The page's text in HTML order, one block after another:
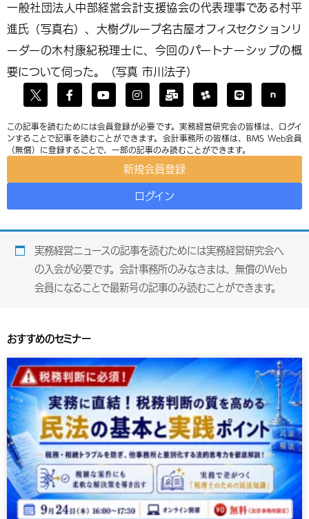
一般社団法人中部経営会計支援協会の代表理事である村平
進氏（写真右）、大樹グループ名古屋オフィスセクションリ
ーダーの木村康紀税理士に、今回のパートナーシップの概
要について伺った。（写真 市川法子）
この記事を読むためには会員登録が必要です。実務経営研究会の皆様は、ログイ
ンすることで記事を読むことができます。会計事務所の皆様は、BMS Web会員
（無償）に登録することで、一部の記事のみ読むことができます。
新規会員登録
ログイン
実務経営ニュースの記事を読むためには実務経営研究会へ
の入会が必要です。会計事務所のみなさまは、無償のWeb
会員になることで最新号の記事のみ読むことができます。
おすすめのセミナー